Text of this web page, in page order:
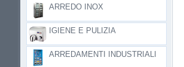
ARREDO INOX
IGIENE E PULIZIA
ARREDAMENTI INDUSTRIALI